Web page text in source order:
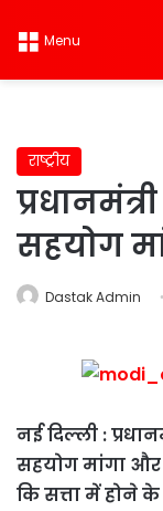
Menu
राष्ट्रीय
सहयोग
Dastak Admin
नई दिल्ली :
सहयोग मांगा
कि सत्ता में होने